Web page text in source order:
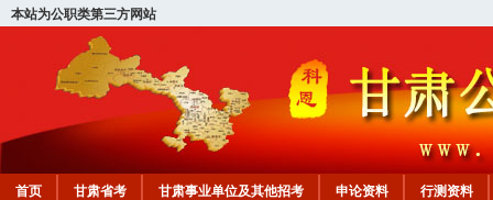
本站为公职类第三方网站
首页 甘肃省考 甘肃事业单位及其他招考 申论资料
行测资料